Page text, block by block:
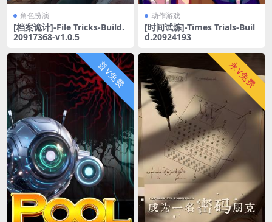
角色扮演
[档案诡计]-File Tricks-Build.
20917368-v1.0.5
动作游戏
[时间试炼]-Times Trials-Buil
d.20924193
普V免费 永V免费